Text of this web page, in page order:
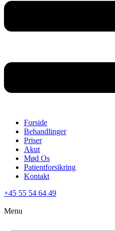
Forside
Behandlinger
Priser
Akut
Mød Os
Patientforsikring
Kontakt
+45 55 54 64 49
Menu